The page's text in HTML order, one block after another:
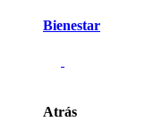
Bienestar
Atrás